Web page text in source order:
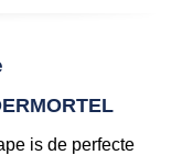
is de perfecte